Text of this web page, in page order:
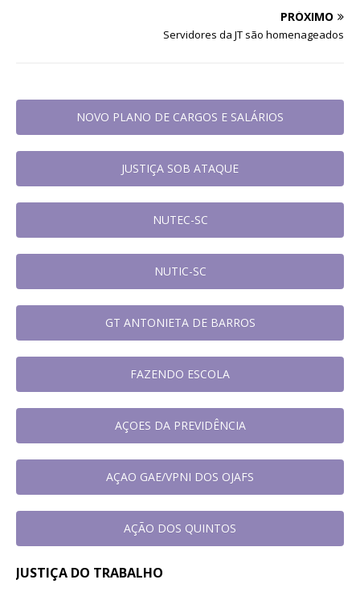
PRÓXIMO
Servidores da JT são homenageados
NOVO PLANO DE CARGOS E SALÁRIOS
JUSTIÇA SOB ATAQUE
NUTEC-SC
NUTIC-SC
GT ANTONIETA DE BARROS
FAZENDO ESCOLA
AÇOES DA PREVIDÊNCIA
AÇAO GAE/VPNI DOS OJAFS
AÇÃO DOS QUINTOS
JUSTIÇA DO TRABALHO